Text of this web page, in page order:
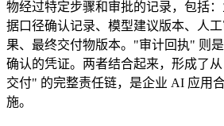
物经过特定步骤和审批的记录，包括
据口径确认记录、模型建议版本、人
果、最终交付物版本。"审计回执" 则
确认的凭证。两者结合起来，形成了
交付" 的完整责任链，是企业 AI 应用
施。